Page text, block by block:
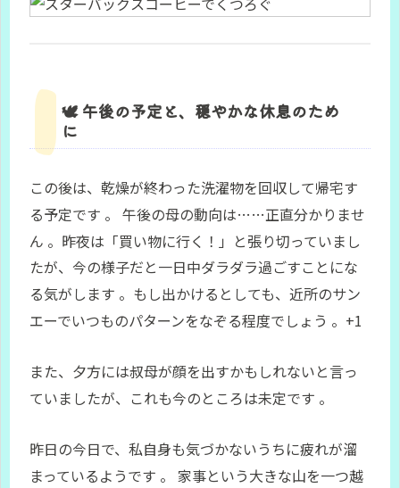
🕊️ 午後の予定と、穏やかな休息のため
に
この後は、乾燥が終わった洗濯物を回収して帰宅す
る予定です 。 午後の母の動向は……正直分かりませ
ん 。昨夜は「買い物に行く！」と張り切っていまし
たが、今の様子だと一日中ダラダラ過ごすことにな
る気がします 。もし出かけるとしても、近所のサン
エーでいつものパターンをなぞる程度でしょう 。+1
また、夕方には叔母が顔を出すかもしれないと言っ
ていましたが、これも今のところは未定です 。
昨日の今日で、私自身も気づかないうちに疲れが溜
まっているようです 。 家事という大きな山を一つ越